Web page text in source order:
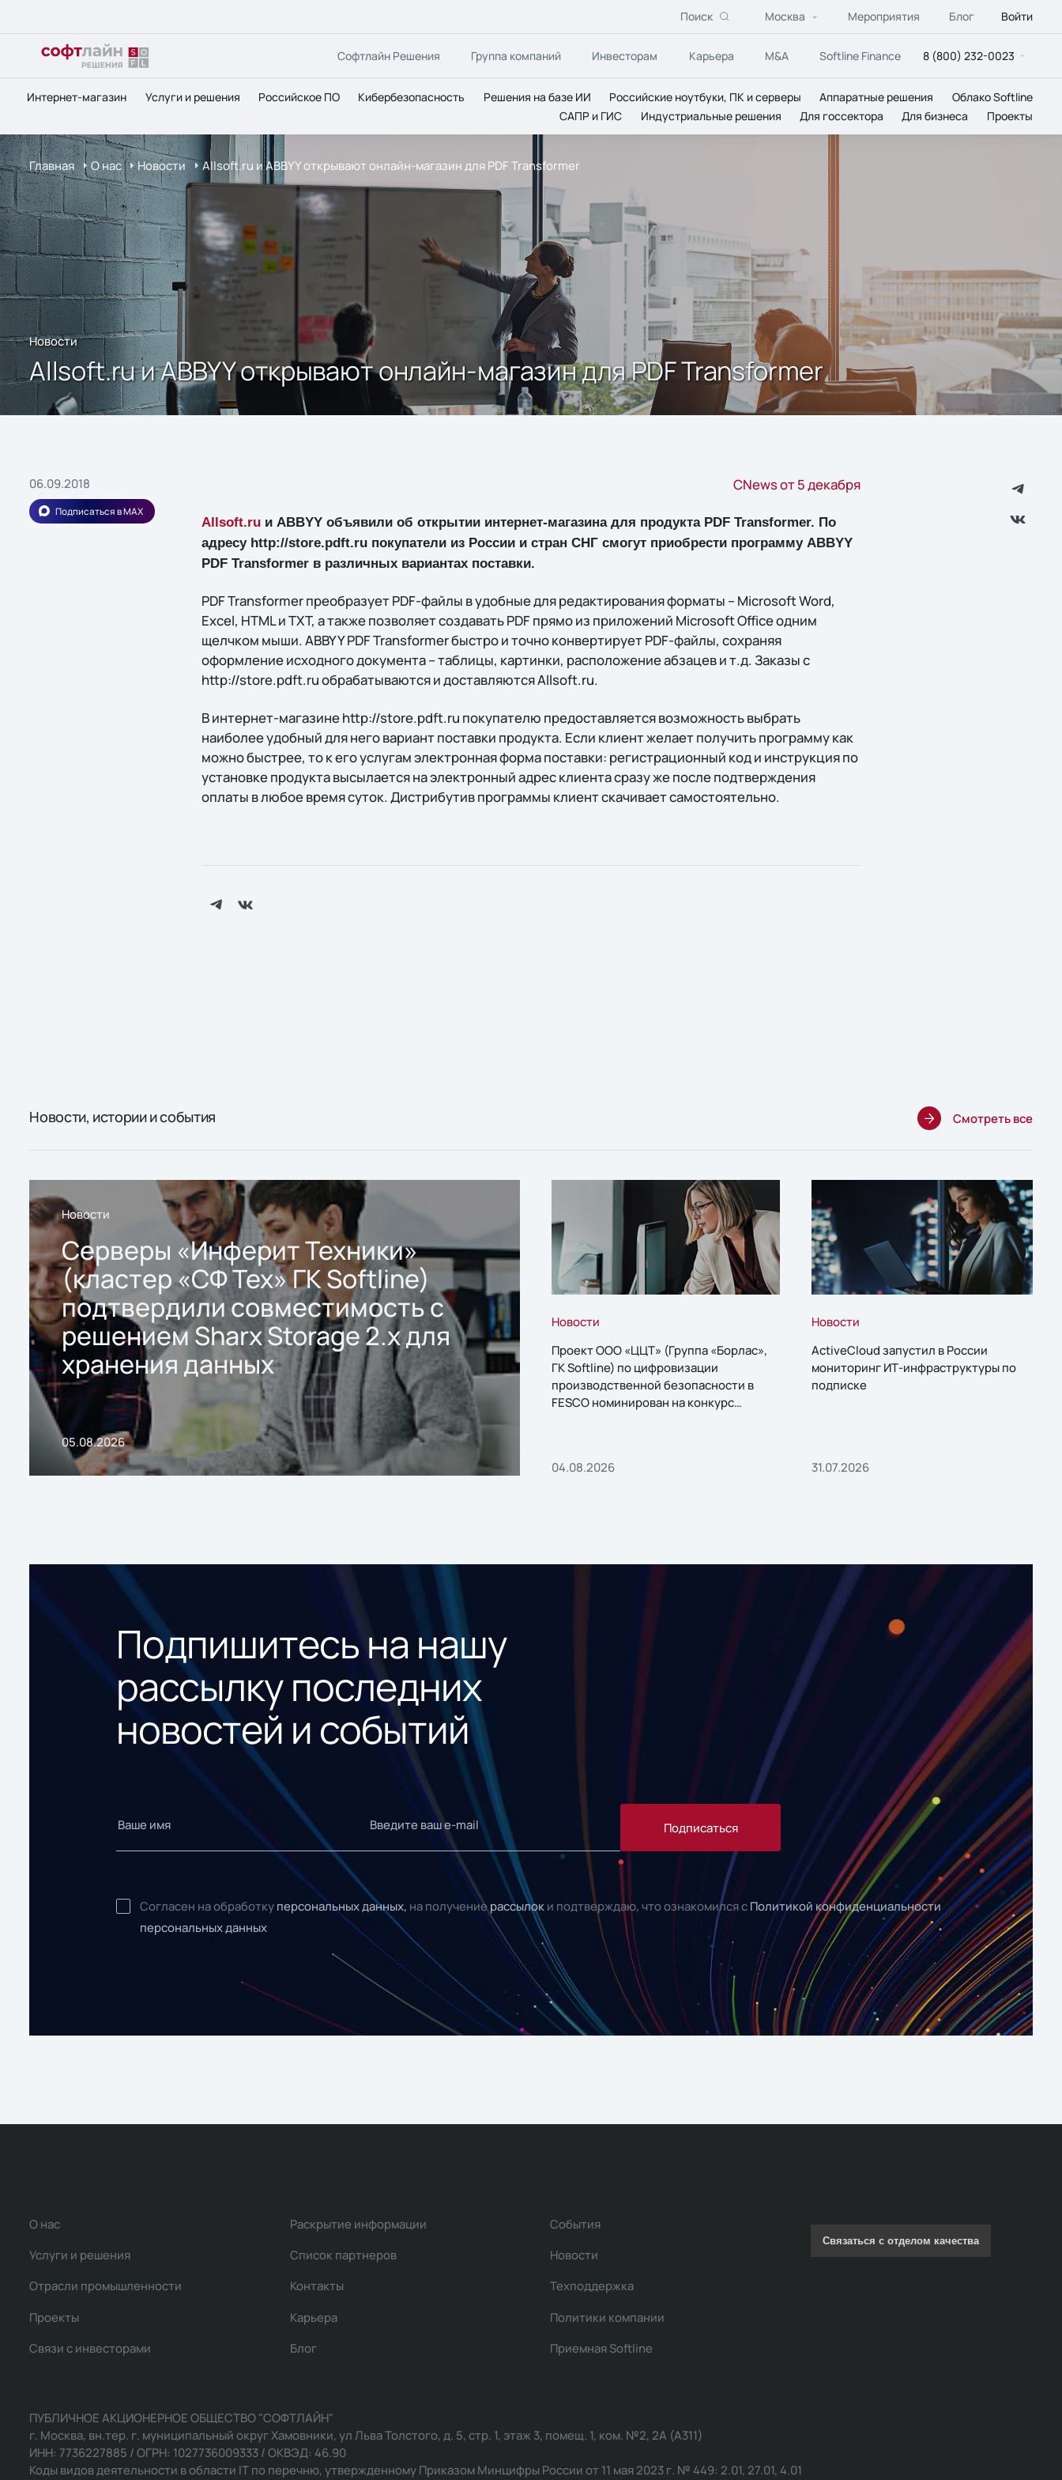
Поиск Москва Мероприятия Блог Войти
Софтлайн Решения Группа компаний Инвесторам Карьера M&A Softline Finance 8 (800) 232-0023
Интернет-магазин Услуги и решения Российское ПО Кибербезопасность Решения на базе ИИ Российские ноутбуки, ПК и серверы Аппаратные решения
Облако Softline
САПР и ГИС
Индустриальные решения Для госсектора Для бизнеса Проекты
Главная О нас Новости Allsoft.ru и ABBYY открывают онлайн-магазин для PDF Transformer
Новости
Allsoft.ru и ABBYY открывают онлайн-магазин для PDF Transformer
06.09.2018
Подписаться в MAX
CNews от 5 декабря
Allsoft.ruи ABBYY объявили об открытии интернет-магазина для продукта PDF Transformer. По
адресу http://store.pdft.ru покупатели из России и стран СНГ смогут приобрести программу ABBYY
PDF Transformer в различных вариантах поставки.
PDF Transformer преобразует PDF-файлы в удобные для редактирования форматы – Microsoft Word,
Excel, HTML и TXT, а также позволяет создавать PDF прямо из приложений Microsoft Office одним
щелчком мыши. ABBYY PDF Transformer быстро и точно конвертирует PDF-файлы, сохраняя
оформление исходного документа – таблицы, картинки, расположение абзацев и т.д. Заказы с
http://store.pdft.ru обрабатываются и доставляются Allsoft.ru.
В интернет-магазине http://store.pdft.ru покупателю предоставляется возможность выбрать
наиболее удобный для него вариант поставки продукта. Если клиент желает получить программу как
можно быстрее, то к его услугам электронная форма поставки: регистрационный код и инструкция по
установке продукта высылается на электронный адрес клиента сразу же после подтверждения
оплаты в любое время суток. Дистрибутив программы клиент скачивает самостоятельно.
Новости, истории и события Смотреть все
Новости
Серверы «Инферит Техники»
(кластер «СФ Тех» ГК Softline)
подтвердили совместимость с
решением Sharx Storage 2.x для
хранения данных
05.08.2026
Новости
Проект ООО «ЦЦТ» (Группа «Борлас»,
ГК Softline) по цифровизации
производственной безопасности в
FESCO номинирован на конкурс
04.08.2026
Новости
ActiveCloud запустил в России
мониторинг ИТ-инфраструктуры по
подписке
31.07.2026
Подпишитесь на нашу
рассылку последних
новостей и событий
Подписаться
Согласен на обработку персональных данных, на получениерассылок и подтверждаю, что ознакомился с Политикой конфиденциальности
персональных данных
О нас
Услуги и решения
Отрасли промышленности
Проекты
Связи с инвесторами
Раскрытие информации
Список партнеров
Контакты
Карьера
Блог
События
Новости
Техподдержка
Политики компании
Приемная Softline
Связаться с отделом качества
ПУБЛИЧНОЕ АКЦИОНЕРНОЕ ОБЩЕСТВО "СОФТЛАЙН"
г. Москва, вн.тер. г. муниципальный округ Хамовники, ул Льва Толстого, д. 5, стр. 1, этаж 3, помещ. 1, ком. №2, 2А (А311)
ИНН: 7736227885 / ОГРН: 1027736009333 / ОКВЭД: 46.90
Коды видов деятельности в области IT по перечню, утвержденному Приказом Минцифры России от 11 мая 2023 г. № 449: 2.01, 27.01, 4.01